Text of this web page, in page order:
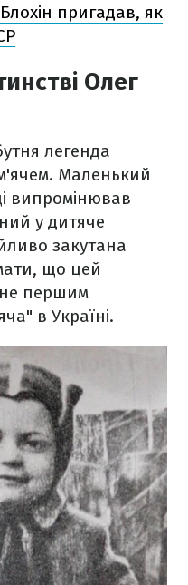
пригадав, як
Олег
легенда
Маленький
випромінював
у дитяче
закутана
що цей
першим
в Україні.